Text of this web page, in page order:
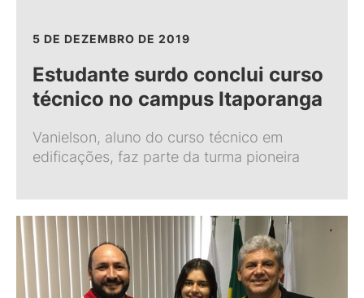
5 DE DEZEMBRO DE 2019
Estudante surdo conclui curso
técnico no campus Itaporanga
Vanielson, aluno do curso técnico em
edificações, faz parte da turma pioneira